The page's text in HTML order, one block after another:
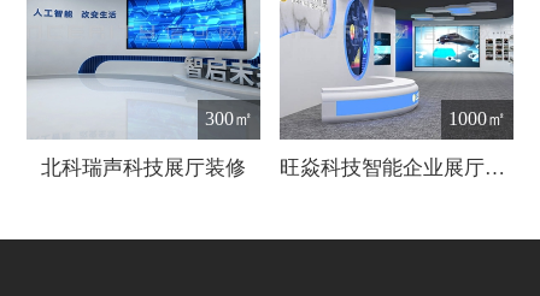
300㎡
北科瑞声科技展厅装修
1000㎡
旺焱科技智能企业展厅设计